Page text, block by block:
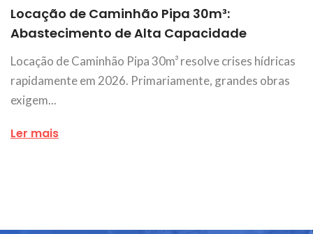
Locação de Caminhão Pipa 30m³:
Abastecimento de Alta Capacidade
Locação de Caminhão Pipa 30m³ resolve crises hídricas
rapidamente em 2026. Primariamente, grandes obras
exigem...
Ler mais